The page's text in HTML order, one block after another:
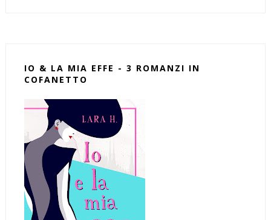
IO & LA MIA EFFE - 3 ROMANZI IN
COFANETTO